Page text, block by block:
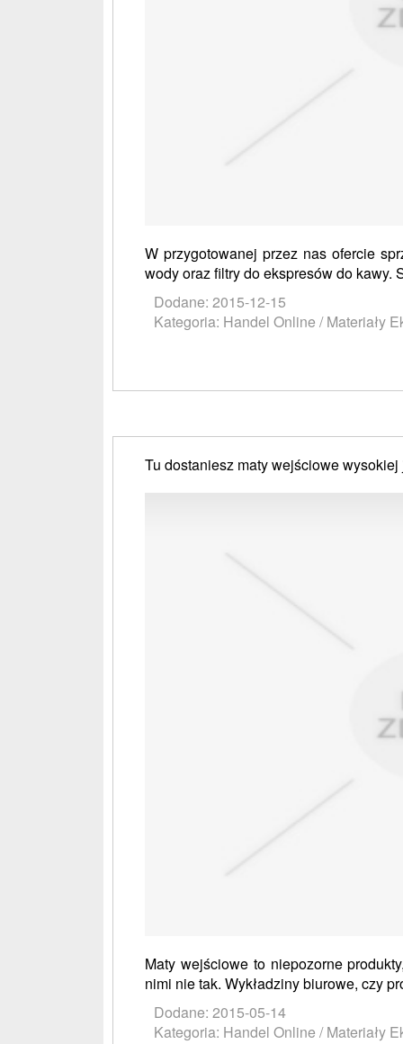
W przygotowanej przez nas ofercie
wody oraz filtry do ekspresów do kawy.
Dodane: 2015-12-15
Kategoria: Handel Online / Materiały
Tu dostaniesz maty wejściowe
Maty wejściowe to niepozorne
nimi nie tak. Wykładziny biurowe, czy
Dodane: 2015-05-14
Kategoria: Handel Online / Materiały